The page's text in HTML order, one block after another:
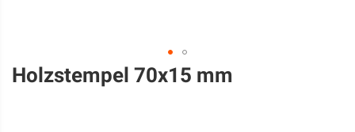
Zum
Anfang
Holzstempel 70x15 mm